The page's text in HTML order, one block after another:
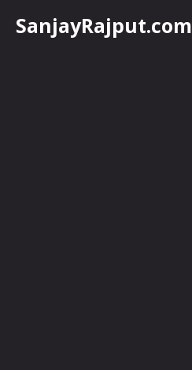
SanjayRajput.com